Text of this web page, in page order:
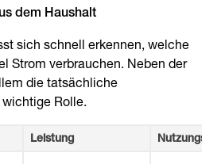
dem Haushalt
sich schnell erkennen, welche
Strom verbrauchen. Neben der
die tatsächliche
Rolle.
Leistung